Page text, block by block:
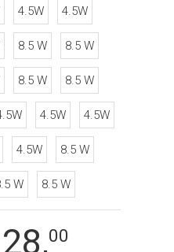
4.5W 4.5W
8.5 W 8.5 W
8.5 W 8.5 W
4.5W 4.5W
4.5W 8.5 W
W 8.5 W
00